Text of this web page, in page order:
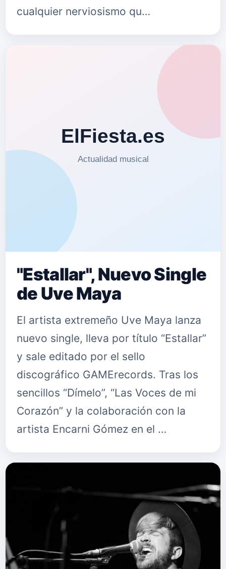
cualquier nerviosismo qu…
"Estallar", Nuevo Single
de Uve Maya
El artista extremeño Uve Maya lanza
nuevo single, lleva por título “Estallar”
y sale editado por el sello
discográfico GAMErecords. Tras los
sencillos “Dímelo”, “Las Voces de mi
Corazón” y la colaboración con la
artista Encarni Gómez en el …